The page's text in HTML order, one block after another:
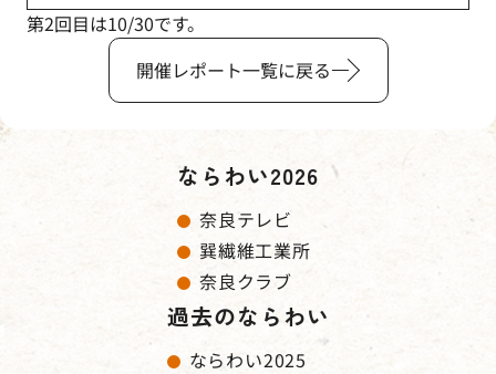
第2回目は10/30です。
開催レポート一覧に戻る
ならわい2026
奈良テレビ
巽繊維工業所
奈良クラブ
過去のならわい
ならわい2025